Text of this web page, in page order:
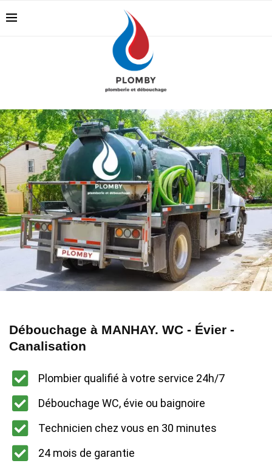
Débouchage à MANHAY. WC - Évier -
Canalisation
Plombier qualifié à votre service 24h/7
Débouchage WC, évie ou baignoire
Technicien chez vous en 30 minutes
24 mois de garantie